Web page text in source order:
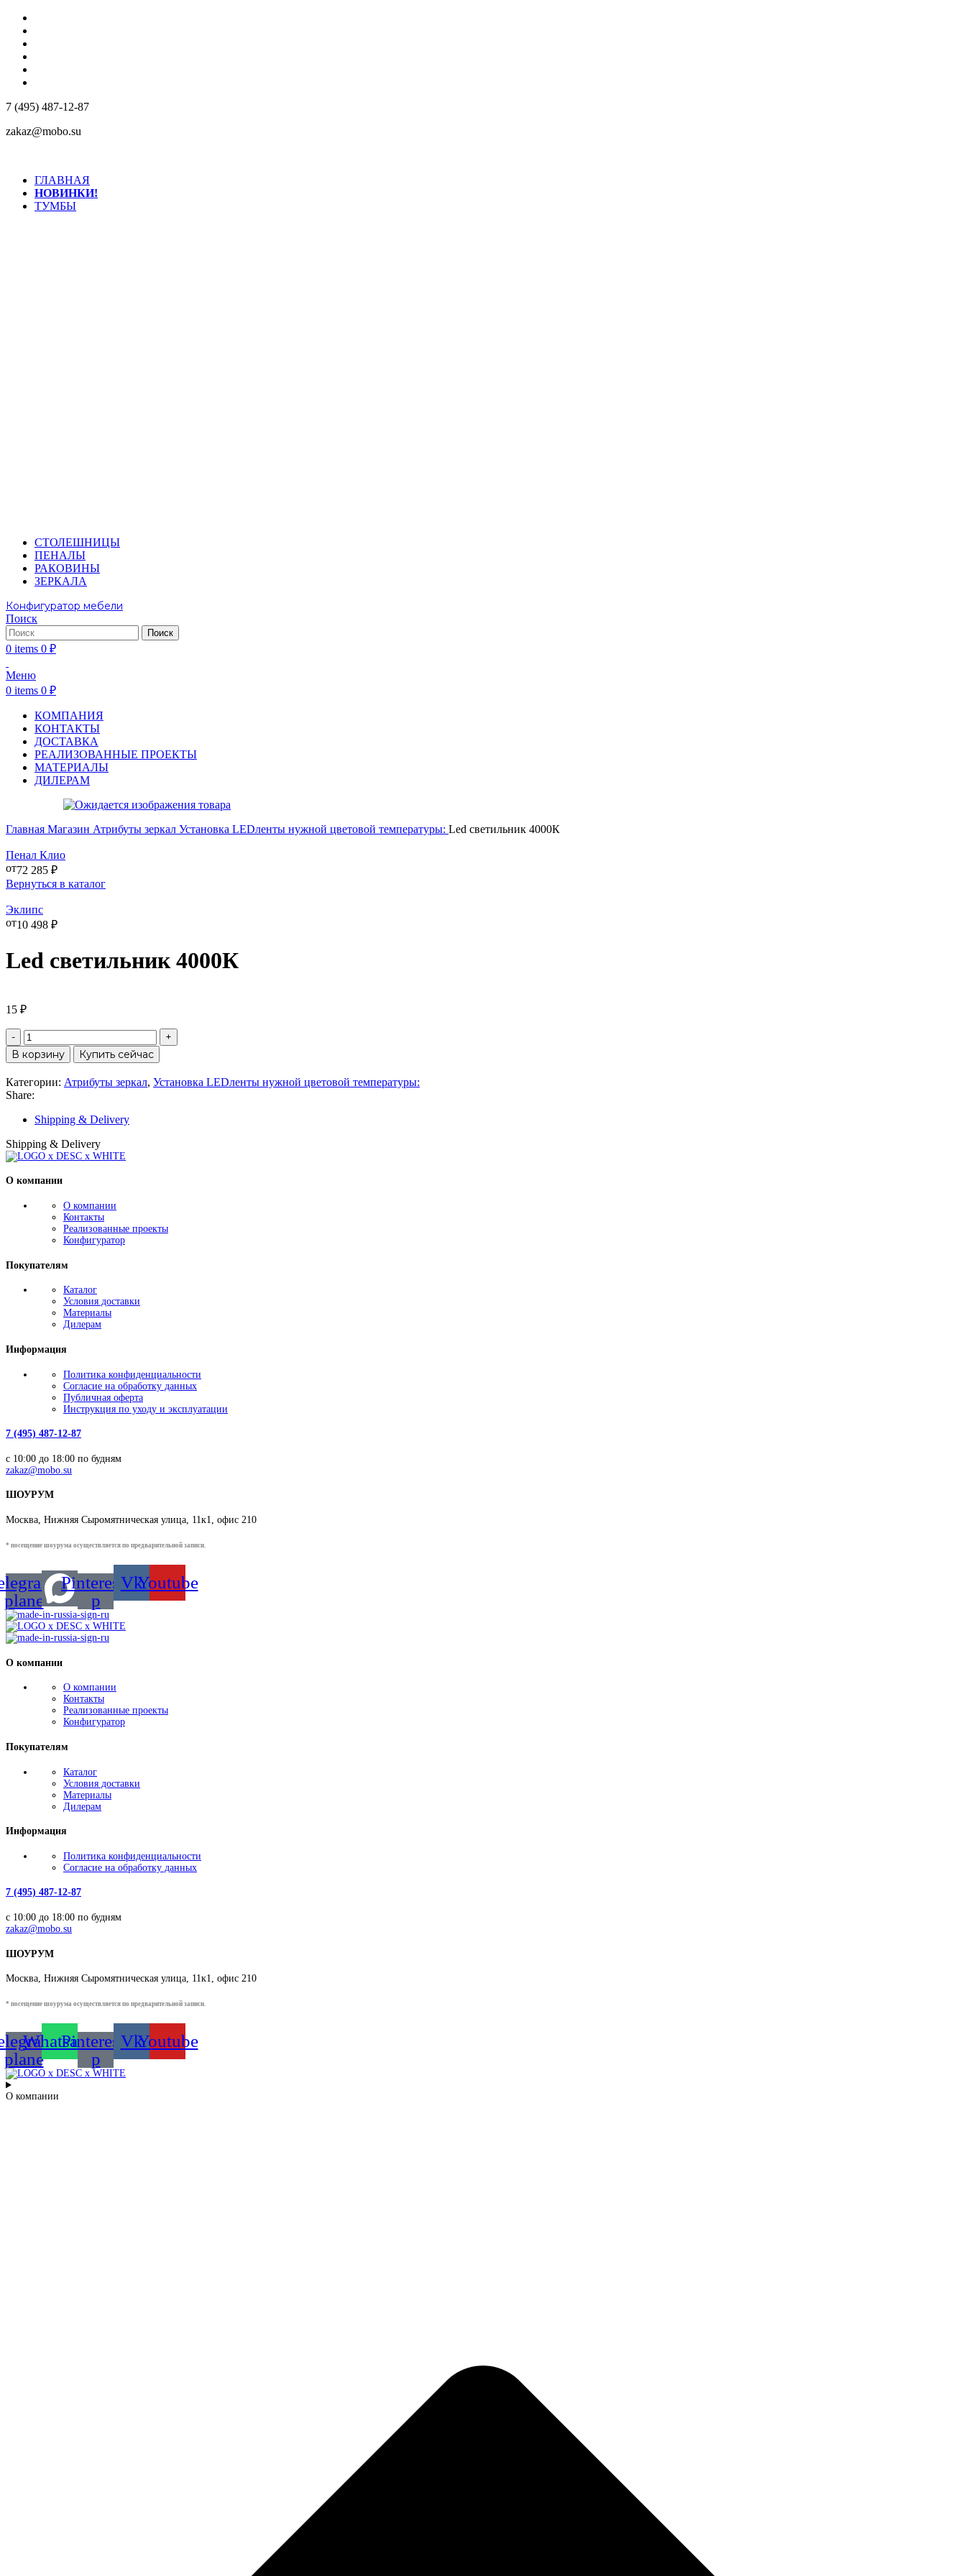
7 (495) 487-12-87
zakaz@mobo.su
ГЛАВНАЯ
НОВИНКИ!
ТУМБЫ
СТОЛЕШНИЦЫ
ПЕНАЛЫ
РАКОВИНЫ
ЗЕРКАЛА
Конфигуратор мебели
Поиск
Поиск
0 items 0 ₽
Меню
0 items 0 ₽
КОМПАНИЯ
КОНТАКТЫ
ДОСТАВКА
РЕАЛИЗОВАННЫЕ ПРОЕКТЫ
МАТЕРИАЛЫ
ДИЛЕРАМ
Главная Магазин Атрибуты зеркал Установка LEDленты нужной цветовой температуры: Led светильник 4000К
Пенал Клио
от72 285 ₽
Вернуться в каталог
Эклипс
от10 498 ₽
Led светильник 4000К
15 ₽
Количество
товара
Led
4000К
В корзину Купить сейчас
Категории: Атрибуты зеркал, Установка LEDленты нужной цветовой температуры:
Share:
Shipping & Delivery
Shipping & Delivery
О компании
О компании
Контакты
Реализованные проекты
Конфигуратор
Покупателям
Каталог
Условия доставки
Материалы
Дилерам
Информация
Политика конфиденциальности
Согласие на обработку данных
Публичная оферта
Инструкция по уходу и эксплуатации
7 (495) 487-12-87
с 10:00 до 18:00 по будням
zakaz@mobo.su
ШОУРУМ
Москва, Нижняя Сыромятническая улица, 11к1, офис 210
* посещение шоурума осуществляется по предварительной записи.
plane
Pinterest-
p
VkYoutube
О компании
О компании
Контакты
Реализованные проекты
Конфигуратор
Покупателям
Каталог
Условия доставки
Материалы
Дилерам
Информация
Политика конфиденциальности
Согласие на обработку данных
7 (495) 487-12-87
с 10:00 до 18:00 по будням
zakaz@mobo.su
ШОУРУМ
Москва, Нижняя Сыромятническая улица, 11к1, офис 210
* посещение шоурума осуществляется по предварительной записи.
plane
WhatsappPinterest-
p
VkYoutube
О компании